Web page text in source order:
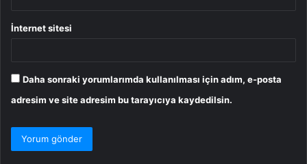
İnternet sitesi
Daha sonraki yorumlarımda kullanılması için adım, e-posta
adresim ve site adresim bu tarayıcıya kaydedilsin.